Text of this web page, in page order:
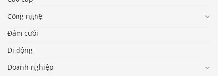
Công nghệ
Đám cưới
Di động
Doanh nghiệp